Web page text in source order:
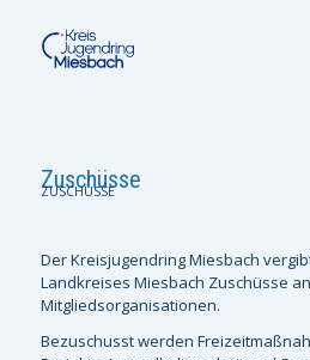
Zuschüsse
ZUSCHÜSSE
Der Kreisjugendring Miesbach
Landkreises Miesbach Zuschüsse
Mitgliedsorganisationen.
Bezuschusst werden